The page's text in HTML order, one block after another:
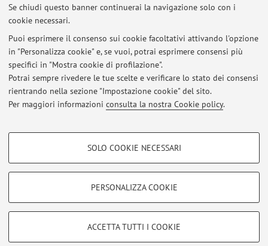
Se chiudi questo banner continuerai la navigazione solo con i
cookie necessari.
Puoi esprimere il consenso sui cookie facoltativi attivando l'opzione
in "Personalizza cookie" e, se vuoi, potrai esprimere consensi più
specifici in "Mostra cookie di profilazione".
Potrai sempre rivedere le tue scelte e verificare lo stato dei consensi
rientrando nella sezione "Impostazione cookie" del sito.
Per maggiori informazioni consulta la nostra Cookie policy.
COOKIE DI PROFILAZIONE - FACOLTATIVI
COOKIE TECNICI - NECESSARI
SOLO COOKIE NECESSARI
PERSONALIZZA COOKIE
ACCETTA TUTTI I COOKIE
Ultimi avvisi
Orario di ricevimento (online su TEAMS)
Pubblicato il: 22 febbraio 2022
Area riservata
Accedi tramiteloginper gestire tutti i contenuti del sito.
Zamboni, 33 - 40126 Bologna - Partita IVA: 01131710376
Privacy|Note legali|Impostazioni Cookie